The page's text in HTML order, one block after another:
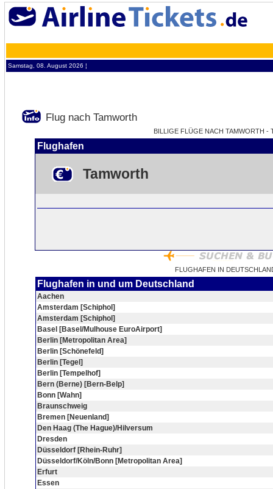
Samstag, 08. August 2026 ¦
Flug nach Tamworth
BILLIGE FLÜGE NACH TAMWORTH -
Flughafen
Tamworth
FLUGHAFEN IN
Flughafen in und um Deutschland
Aachen
Amsterdam [Schiphol]
Amsterdam [Schiphol]
Basel [Basel/Mulhouse EuroAirport]
Berlin [Metropolitan Area]
Berlin [Schönefeld]
Berlin [Tegel]
Berlin [Tempelhof]
Bern (Berne) [Bern-Belp]
Bonn [Wahn]
Braunschweig
Bremen [Neuenland]
Den Haag (The Hague)/Hilversum
Dresden
Düsseldorf [Rhein-Ruhr]
Düsseldorf/Köln/Bonn [Metropolitan Area]
Erfurt
Essen